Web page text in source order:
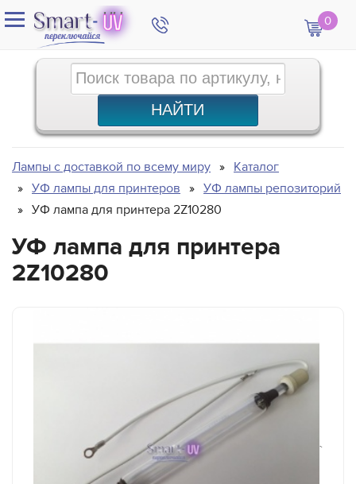
0
Лампы с доставкой по всему миру
Каталог
УФ лампы для принтеров
УФ лампы репозиторий
УФ лампа для принтера 2Z10280
УФ лампа для принтера
2Z10280
`